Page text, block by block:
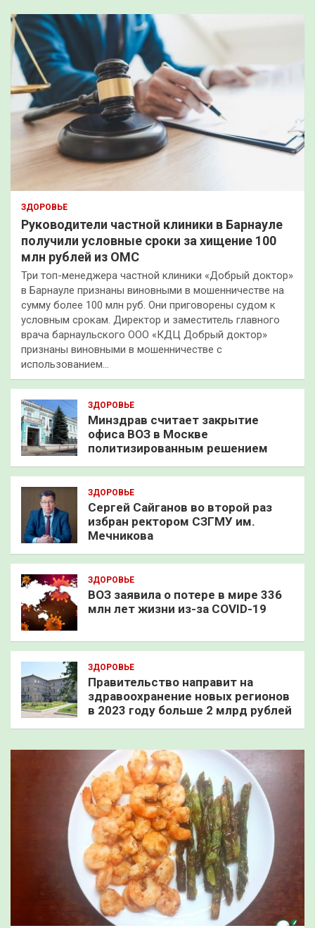
ЗДОРОВЬЕ
Руководители частной клиники в Барнауле
получили условные сроки за хищение 100
млн рублей из ОМС
Три топ-менеджера частной клиники «Добрый доктор»
в Барнауле признаны виновными в мошенничестве на
сумму более 100 млн руб. Они приговорены судом к
условным срокам. Директор и заместитель главного
врача барнаульского ООО «КДЦ Добрый доктор»
признаны виновными в мошенничестве с
использованием…
ЗДОРОВЬЕ
Минздрав считает закрытие
офиса ВОЗ в Москве
политизированным решением
ЗДОРОВЬЕ
Сергей Сайганов во второй раз
избран ректором СЗГМУ им.
Мечникова
ЗДОРОВЬЕ
ВОЗ заявила о потере в мире 336
млн лет жизни из-за COVID-19
ЗДОРОВЬЕ
Правительство направит на
здравоохранение новых регионов
в 2023 году больше 2 млрд рублей